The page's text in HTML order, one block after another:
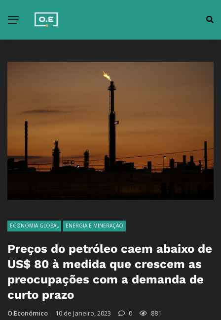
ECONOMIA GLOBAL ENERGIA E MINERAÇÃO
Preços do petróleo caem abaixo de
US$ 80 à medida que crescem as
preocupações com a demanda de
curto prazo
O.Económico 10 de Janeiro, 2023 0 881